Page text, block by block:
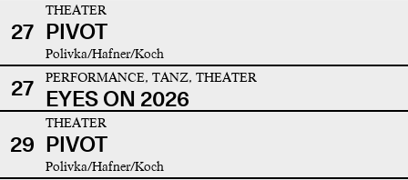
27
THEATER
PIVOT
Polivka/Hafner/Koch
27 PERFORMANCE, TANZ, THEATER
EYES ON 2026
29
THEATER
PIVOT
Polivka/Hafner/Koch